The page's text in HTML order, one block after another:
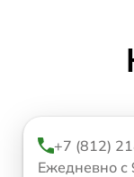
+7 (812)
Ежедневно с